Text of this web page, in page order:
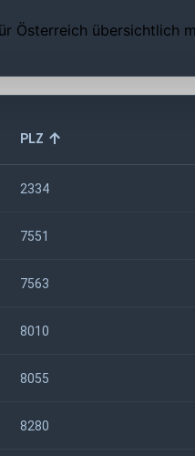
Österreich übersichtlich
PLZ
2334
7551
7563
8010
8055
8280